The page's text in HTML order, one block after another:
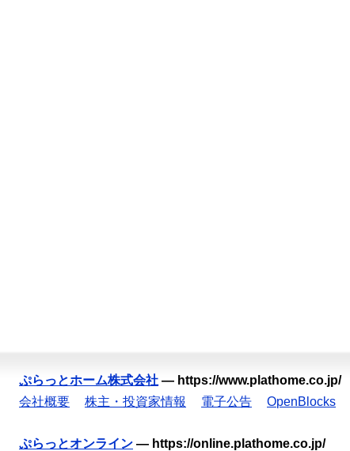
ぷらっとホーム株式会社 — https://www.plathome.co.jp/
会社概要
株主・投資家情報 電子公告 OpenBlocks
ぷらっとオンライン — https://online.plathome.co.jp/